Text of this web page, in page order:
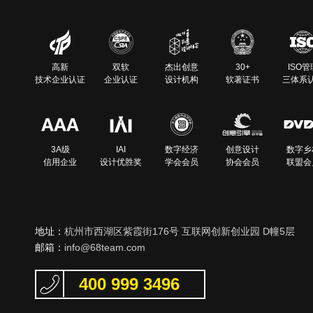
高新
技术企业认证
双软
企业认证
杰出创意
设计机构
30+
软著证书
ISO管
三体系
3A级
信用企业
IAI
设计优胜奖
数字经济
学会会员
创意设计
协会会员
数字
联盟
地址： 杭州市西湖区紫霞街176号 互联网创新创业园 D幢5层
邮箱： info@68team.com
400 999 3496